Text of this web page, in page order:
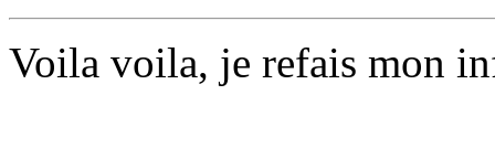
Voila voila, je refais mon